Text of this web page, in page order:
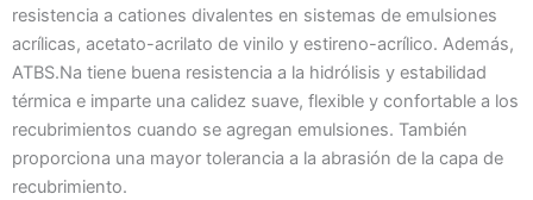
resistencia a cationes divalentes en sistemas de emulsiones
acrílicas, acetato-acrilato de vinilo y estireno-acrílico. Además,
ATBS.Na tiene buena resistencia a la hidrólisis y estabilidad
térmica e imparte una calidez suave, flexible y confortable a los
recubrimientos cuando se agregan emulsiones. También
proporciona una mayor tolerancia a la abrasión de la capa de
recubrimiento.